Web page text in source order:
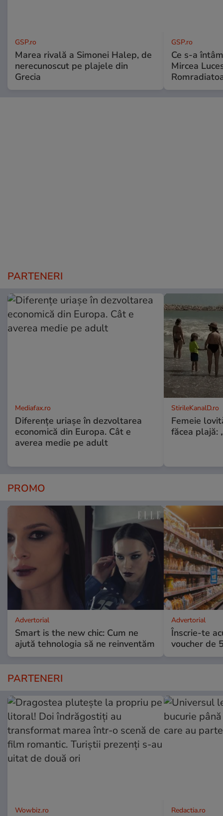
GSP.ro
Marea rivală a Simonei Halep, de
nerecunoscut pe plajele din
Grecia
GSP.ro
Ce s-a
Mircea
PARTENERI
Mediafax.ro
Diferențe uriașe în dezvoltarea
economică din Europa. Cât e
averea medie pe adult
StirileKanalD.ro
Femeie
făcea plajă:
PROMO
Advertorial
Smart is the new chic: Cum ne
ajută tehnologia să ne reinventăm
Advertorial
Înscrie-te
voucher de
PARTENERI
Wowbiz.ro Redactia.ro